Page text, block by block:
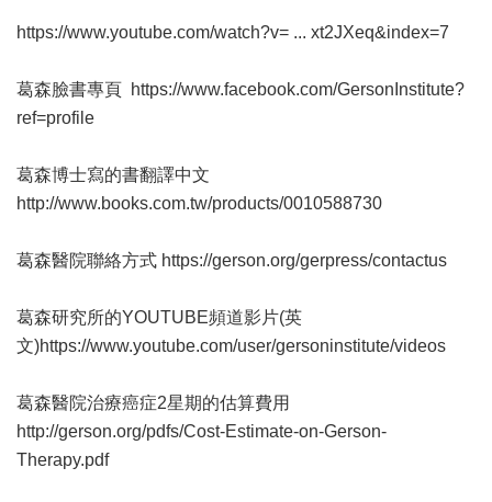
https://www.youtube.com/watch?v= ... xt2JXeq&index=7
葛森臉書專頁 https://www.facebook.com/GersonInstitute?
ref=profile
葛森博士寫的書翻譯中文
http://www.books.com.tw/products/0010588730
葛森醫院聯絡方式 https://gerson.org/gerpress/contactus
葛森研究所的YOUTUBE頻道影片(英
文)https://www.youtube.com/user/gersoninstitute/videos
葛森醫院治療癌症2星期的估算費用
http://gerson.org/pdfs/Cost-Estimate-on-Gerson-
Therapy.pdf